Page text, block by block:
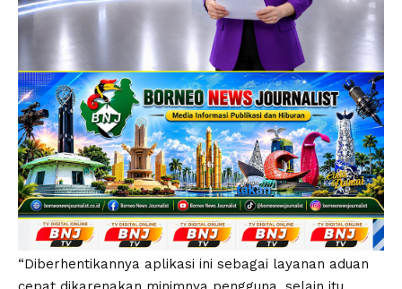
“Diberhentikannya aplikasi ini sebagai layanan aduan